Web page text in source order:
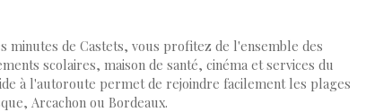
minutes de Castets, vous profitez de l'ensemble des
scolaires, maison de santé, cinéma et services du
à l'autoroute permet de rejoindre facilement les plages
Arcachon ou Bordeaux.